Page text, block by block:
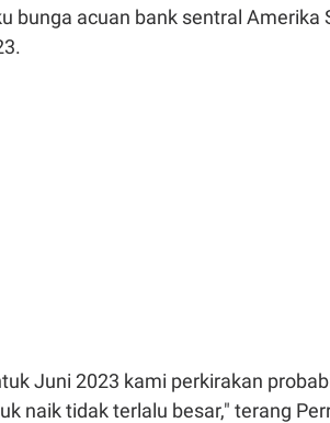
bunga acuan bank sentral
Juni 2023 kami perkirakan
naik tidak terlalu besar," terang